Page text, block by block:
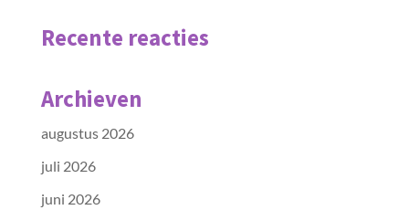
Recente reacties
Archieven
augustus 2026
juli 2026
juni 2026